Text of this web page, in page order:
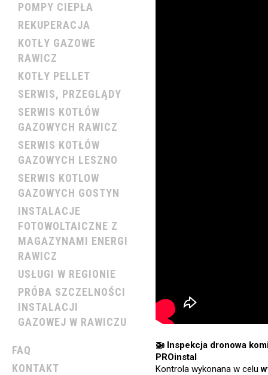
POMPY CIEPŁA
REKUPERACJA
KOTŁY GAZOWE
RAWICZ
KOTŁY PELLET
SERWIS, PRZEGLĄDY
SERWIS KOTŁÓW
GAZOWYCH RAWICZ
SERWIS KOTŁÓW
GAZOWYCH LESZNO
SERWIS KOTLOW
GAZOWYCH GOSTYN
INSTALACJE
FOTOWOLTAICZNE Z
MAGAZYNAMI ENERGI
RAWICZ
USŁUGI W REGIONIE
PRÓBA SZCZELNOŚCI
INSTALACJI
GAZOWEJ W RAWICZU
FAQ
KONTAKT
🚁 Inspekcja dronowa
PROinstal
Kontrola wykonana w celu